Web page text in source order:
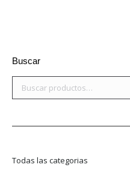
Buscar
Todas las categorias